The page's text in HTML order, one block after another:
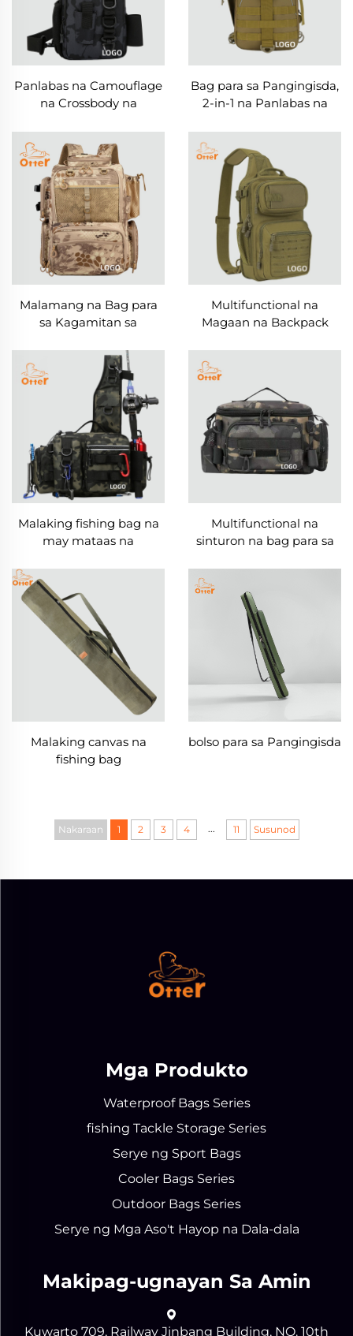
Panlabas na Camouflage
na Crossbody na
Kagamitan sa
Pangingisda
Bag para sa Pangingisda,
2-in-1 na Panlabas na
Malamang na Bag para
sa Kagamitan sa
Multifunctional na
Magaan na Backpack
Malaking fishing bag na
may mataas na
Multifunctional na
sinturon na bag para sa
Malaking canvas na
fishing bag
bolso para sa Pangingisda
Nakaraan 1 2 3 4 ... 11 Susunod
Mga Produkto
Waterproof Bags Series
fishing Tackle Storage Series
Serye ng Sport Bags
Cooler Bags Series
Outdoor Bags Series
Serye ng Mga Aso't Hayop na Dala-dala
Makipag-ugnayan Sa Amin
Kuwarto 709, Railway Jinbang Building, NO. 10th